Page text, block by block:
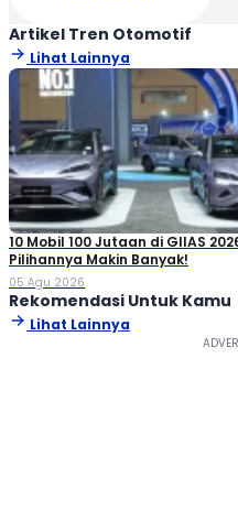
Artikel Tren Otomotif
Lihat Lainnya
10 Mobil 100 Jutaan di GIIAS
Pilihannya Makin Banyak!
05 Agu 2026
Rekomendasi Untuk Kamu
Lihat Lainnya